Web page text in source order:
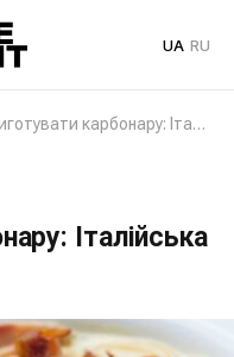
UA RU
карбонару: Італійська класика
Італійська